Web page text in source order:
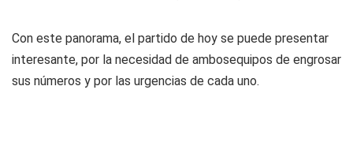
Con este panorama, el partido de hoy se puede presentar
interesante, por la necesidad de ambosequipos de engrosar
sus números y por las urgencias de cada uno.